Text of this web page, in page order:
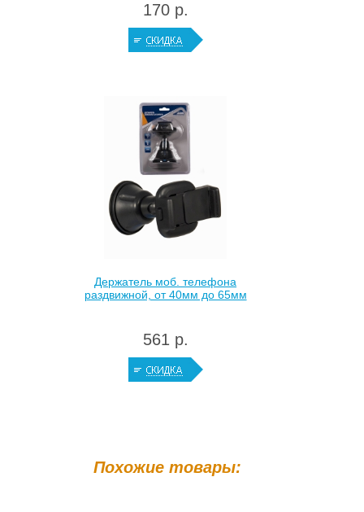
Похожие товары:
170 р.
Держатель моб. телефона
раздвижной, от 40мм до 65мм
561 р.